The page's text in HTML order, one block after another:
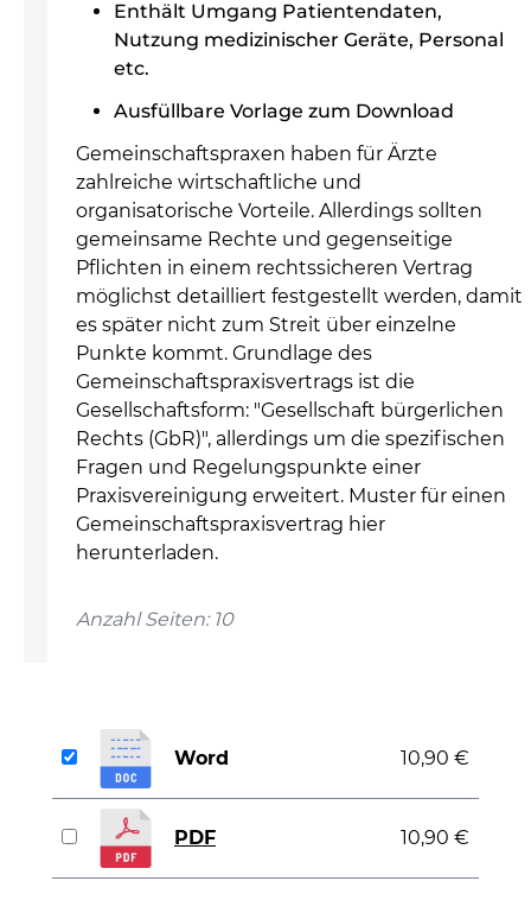
Enthält Umgang Patientendaten,
Nutzung medizinischer Geräte, Personal
etc.
Ausfüllbare Vorlage zum Download
Gemeinschaftspraxen haben für Ärzte
zahlreiche wirtschaftliche und
organisatorische Vorteile. Allerdings sollten
gemeinsame Rechte und gegenseitige
Pflichten in einem rechtssicheren Vertrag
möglichst detailliert festgestellt werden, damit
es später nicht zum Streit über einzelne
Punkte kommt. Grundlage des
Gemeinschaftspraxisvertrags ist die
Gesellschaftsform: "Gesellschaft bürgerlichen
Rechts (GbR)", allerdings um die spezifischen
Fragen und Regelungspunkte einer
Praxisvereinigung erweitert. Muster für einen
Gemeinschaftspraxisvertrag hier
herunterladen.
Anzahl Seiten: 10
Word 10,90 €
PDF 10,90 €